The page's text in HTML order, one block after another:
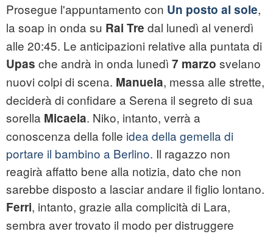
Prosegue l'appuntamento con Un posto al sole,
la soap in onda su Rai Tre dal lunedì al venerdì
alle 20:45. Le anticipazioni relative alla puntata di
Upas che andrà in onda lunedì 7 marzo svelano
nuovi colpi di scena. Manuela, messa alle strette,
deciderà di confidare a Serena il segreto di sua
sorella Micaela. Niko, intanto, verrà a
conoscenza della folle idea della gemella di
portare il bambino a Berlino. Il ragazzo non
reagirà affatto bene alla notizia, dato che non
sarebbe disposto a lasciar andare il figlio lontano.
Ferri, intanto, grazie alla complicità di Lara,
sembra aver trovato il modo per distruggere